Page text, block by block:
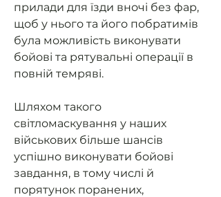
прилади для їзди вночі без фар,
щоб у нього та його побратимів
була можливість виконувати
бойові та рятувальні операції в
повній темряві.
Шляхом такого
світломаскування у наших
військових більше шансів
успішно виконувати бойові
завдання, в тому числі й
порятунок поранених,